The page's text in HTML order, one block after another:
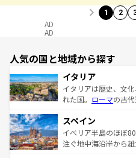
1 2
AD
AD
人気の国と地域から探す
イタリア
イタリアは歴史、文
れた国。 ローマの古
ろん、トスカーナの
景など、自然景観も
ピザやパスタなど、
スペイン
イベリア半島のほぼ
注ぐ地中海沿岸から